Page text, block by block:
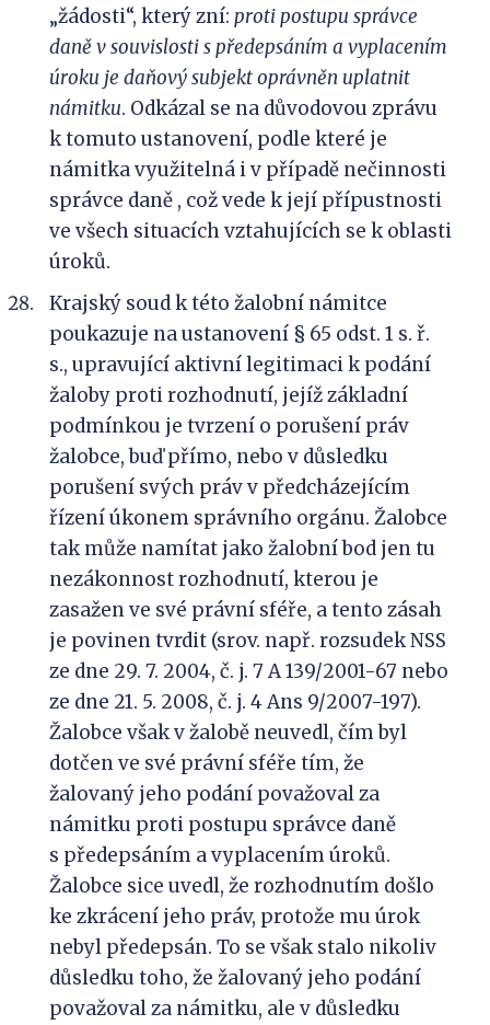
„žádosti“, který zní: proti postupu správce
daně v souvislosti s předepsáním a vyplacením
úroku je daňový subjekt oprávněn uplatnit
námitku. Odkázal se na důvodovou zprávu
k tomuto ustanovení, podle které je
námitka využitelná i v případě nečinnosti
správce daně , což vede k její přípustnosti
ve všech situacích vztahujících se k oblasti
úroků.
Krajský soud k této žalobní námitce
poukazuje na ustanovení § 65 odst. 1 s. ř.
s., upravující aktivní legitimaci k podání
žaloby proti rozhodnutí, jejíž základní
podmínkou je tvrzení o porušení práv
žalobce, buď přímo, nebo v důsledku
porušení svých práv v předcházejícím
řízení úkonem správního orgánu. Žalobce
tak může namítat jako žalobní bod jen tu
nezákonnost rozhodnutí, kterou je
zasažen ve své právní sféře, a tento zásah
je povinen tvrdit (srov. např. rozsudek NSS
ze dne 29. 7. 2004, č. j. 7 A 139/2001-67 nebo
ze dne 21. 5. 2008, č. j. 4 Ans 9/2007-197).
Žalobce však v žalobě neuvedl, čím byl
dotčen ve své právní sféře tím, že
žalovaný jeho podání považoval za
námitku proti postupu správce daně
s předepsáním a vyplacením úroků.
Žalobce sice uvedl, že rozhodnutím došlo
ke zkrácení jeho práv, protože mu úrok
nebyl předepsán. To se však stalo nikoliv
důsledku toho, že žalovaný jeho podání
považoval za námitku, ale v důsledku